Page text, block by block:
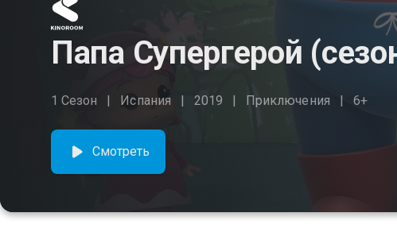
Папа Супергерой
1 Сезон Испания 2019 Приключения 6+
Смотреть